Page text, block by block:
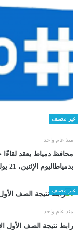
غير مصنف
منذ عام واحد
محافظ دمياط يعقد لقاءًا
بدمياطاليوم الإثنين، 21 يوليو 2025 05:12 مـ
غير مصنف
منذ عام واحد
رابط نتيجة الصف الأول